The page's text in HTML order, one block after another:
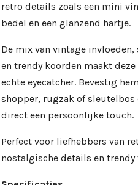
retro details zoals een mini
bedel en een glanzend hartje.
De mix van vintage invloeden,
en trendy koorden maakt deze
echte eyecatcher. Bevestig
shopper, rugzak of sleutelbos
direct een persoonlijke touch.
Perfect voor liefhebbers van
nostalgische details en